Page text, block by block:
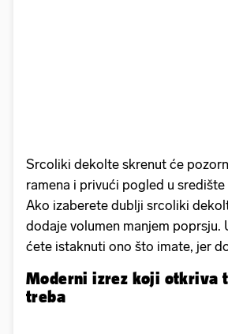
Srcoliki dekolte skrenut će
ramena i privući pogled u
Ako izaberete dublji srcoliki
dodaje volumen manjem poprsju.
ćete istaknuti ono što imate, jer
Moderni izrez koji otkriva
treba